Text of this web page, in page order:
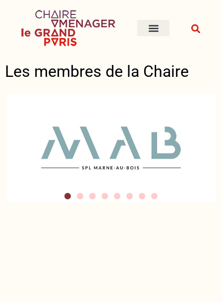
Les membres de la Chaire